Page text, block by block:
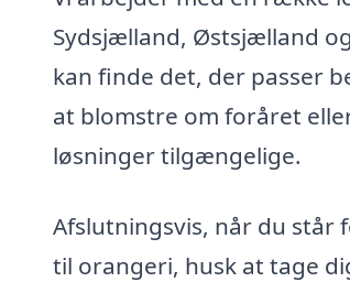
Sydsjælland, Østsjælland
kan finde det, der passer
at blomstre om foråret
løsninger tilgængelige.
Afslutningsvis, når du står
til orangeri, husk at tage